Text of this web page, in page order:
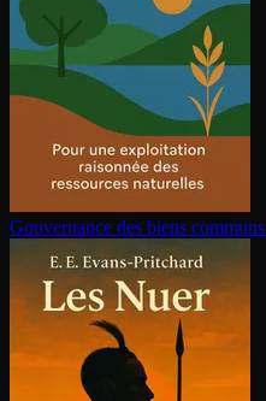
Gouvernance des biens communs